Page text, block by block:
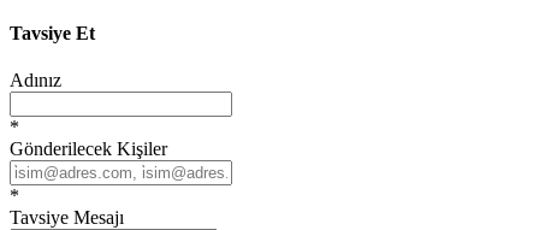
Tavsiye Et
Adınız
*
Gönderilecek Kişiler
*
Tavsiye Mesajı